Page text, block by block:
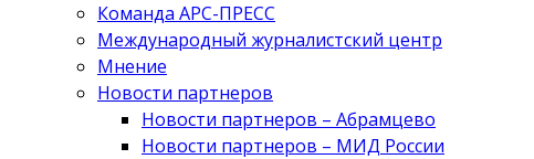
Команда АРС-ПРЕСС
Международный журналистский центр
Мнение
Новости партнеров
Новости партнеров – Абрамцево
Новости партнеров – МИД России